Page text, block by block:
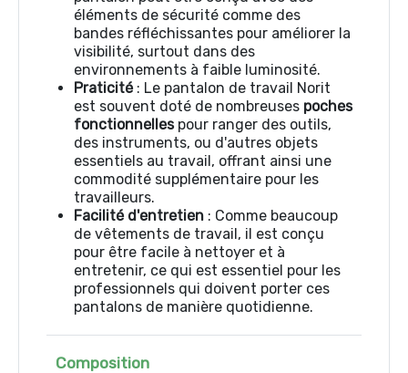
éléments de sécurité comme des
bandes réfléchissantes pour améliorer la
visibilité, surtout dans des
environnements à faible luminosité.
Praticité: Le pantalon de travail Norit
est souvent doté de nombreuses poches
fonctionnellespour ranger des outils,
des instruments, ou d'autres objets
essentiels au travail, offrant ainsi une
commodité supplémentaire pour les
travailleurs.
Facilité d'entretien : Comme beaucoup
de vêtements de travail, il est conçu
pour être facile à nettoyer et à
entretenir, ce qui est essentiel pour les
professionnels qui doivent porter ces
pantalons de manière quotidienne.
Composition